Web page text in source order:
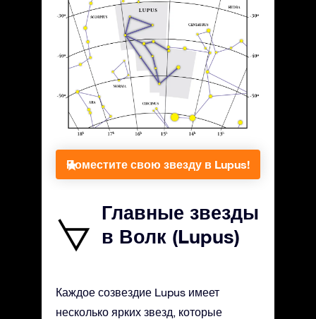
Поместите свою звезду в Lupus!
Главные звезды
в Волк (Lupus)
Каждое созвездие Lupus имеет
несколько ярких звезд, которые